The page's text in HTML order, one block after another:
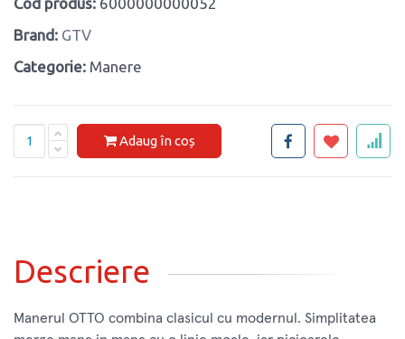
Brand: GTV
Categorie: Manere
Adaug în coș
Descriere
Manerul OTTO combina clasicul cu modernul. Simplitatea